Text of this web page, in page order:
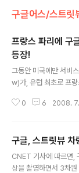
구글어스/스트릿
프랑스 파리에
등장!
그동안 미국에만 서비
w)가, 유럽 최초로 프랑
대상으로 스트릿뷰 영
세요) 그런데, 드디어
요... 좀 잘 알려진 곳으
우선 파리하면 떠오르
0 6 2008.
구글, 스트릿뷰
CNET 기사에 따르면
상을 촬영하면서 3차